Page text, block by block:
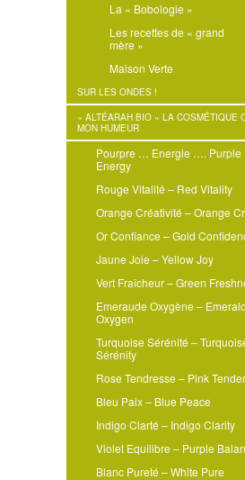
La « Bobologie »
Les recettes de « grand
mère »
Maison Verte
SUR LES ONDES !
« ALTÉARAH BIO » LA COSMÉTIQUE
MON HUMEUR
Pourpre … Energie ….
Energy
Rouge Vitalité – Red Vitality
Orange Créativité – Orange
Or Confiance – Gold
Jaune Joie – Yellow Joy
Vert Fraîcheur – Green
Emeraude Oxygène – Emerald
Oxygen
Turquoise Sérénité –
Sérénity
Rose Tendresse – Pink
Bleu Paix – Blue Peace
Indigo Clarté – Indigo Clarity
Violet Equilibre – Purple
Blanc Pureté – White Pure